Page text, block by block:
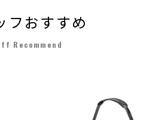
フおすすめ
Recommend